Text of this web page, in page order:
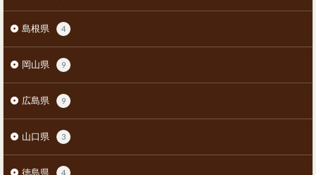
島根県 4
岡山県 9
広島県 9
山口県 3
徳島県 4